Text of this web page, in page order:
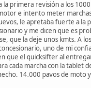
la primera revisión a los
e intento meter
le apretaba fuerte a la
y me dicen que es
que la deje unos kmts. A
uno de mi
que el quicksifter al
cada marcha con la tablet
14.000 pavos de moto